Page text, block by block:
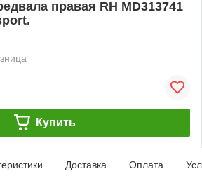
правая RH MD313741
Купить
Доставка Оплата